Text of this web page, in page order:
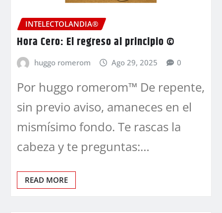
INTELECTOLANDIA®
Hora Cero: El regreso al principio ©
huggo romerom Ago 29, 2025 0
Por huggo romerom™ De repente,
sin previo aviso, amaneces en el
mismísimo fondo. Te rascas la
cabeza y te preguntas:…
READ MORE